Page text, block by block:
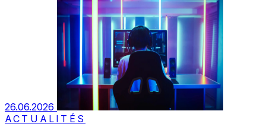
26.06.2026
ACTUALITÉS